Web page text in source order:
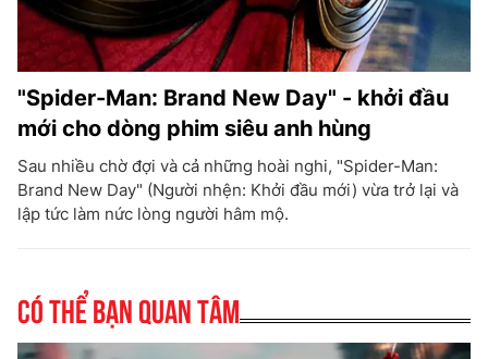
"Spider-Man: Brand New Day" - khởi đầu
mới cho dòng phim siêu anh hùng
Sau nhiều chờ đợi và cả những hoài nghi, "Spider-Man:
Brand New Day" (Người nhện: Khởi đầu mới) vừa trở lại và
lập tức làm nức lòng người hâm mộ.
Có thể bạn quan tâm